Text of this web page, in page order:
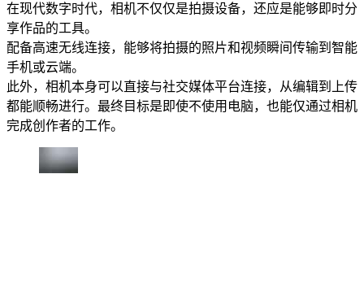
在现代数字时代，相机不仅仅是拍摄设备，还应是能够即时分
享作品的工具。
配备高速无线连接，能够将拍摄的照片和视频瞬间传输到智能
手机或云端。
此外，相机本身可以直接与社交媒体平台连接，从编辑到上传
都能顺畅进行。最终目标是即使不使用电脑，也能仅通过相机
完成创作者的工作。